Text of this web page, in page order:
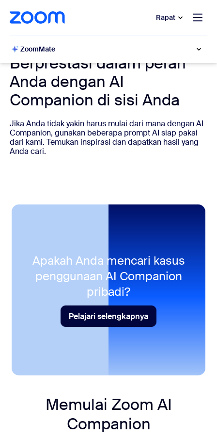
ke konten utama
percakapan bantuan Rapat
ZoomMate
Berprestasi dalam peran
Anda dengan AI
Companion di sisi Anda
Jika Anda tidak yakin harus mulai dari mana dengan AI
Companion, gunakan beberapa prompt AI siap pakai
dari kami. Temukan inspirasi dan dapatkan hasil yang
Anda cari.
Apakah Anda mencari kasus
penggunaan AI Companion
pribadi?
Pelajari selengkapnya
Pelajari selengkapnya
Memulai Zoom AI
Companion